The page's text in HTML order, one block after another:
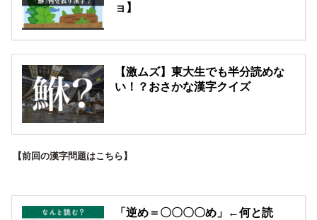
ョ】
【激ムズ】東大生でも半分読めな
い！？おさかな漢字クイズ
【前回の漢字問題はこちら】
「逆め＝〇〇〇〇め」←何と読